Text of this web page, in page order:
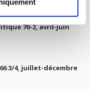
76-2, avril-juin
3/4, juillet-décembre